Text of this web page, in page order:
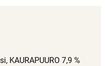
KAURAPUURO 7,9 %